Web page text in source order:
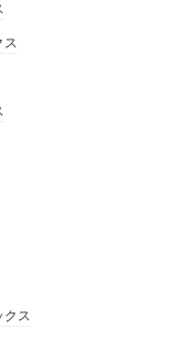
ス
クス